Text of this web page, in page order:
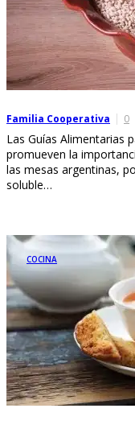
Familia Cooperativa 0
Las Guías Alimentarias
promueven la
las mesas argentinas,
soluble…
COCINA